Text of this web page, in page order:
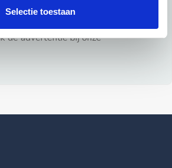
Selectie toestaan
de advertentie bij onze